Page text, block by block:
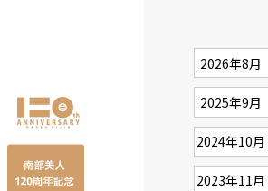
2026年8月
2025年9月
2024年10月
2023年11月